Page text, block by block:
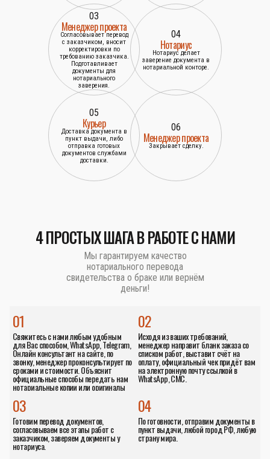
03
Менеджер проекта
Согласовывает перевод
с заказчиком, вносит
корректировки по
требованию заказчика.
Подготавливает
документы для
нотариального
заверения.
04
Нотариус
Нотариус делает
заверение документа в
нотариальной конторе.
05
Курьер
Доставка документа в
пункт выдачи, либо
отправка готовых
документов службами
доставки.
06
Менеджер проекта
Закрывает сделку.
4 ПРОСТЫХ ШАГА В РАБОТЕ С НАМИ
Мы гарантируем качество
нотариального перевода
свидетельства о браке или вернём
деньги!
01
Свяжитесь с нами любым удобным
для Вас способом, WhatsApp, Telegram,
Онлайн консультант на сайте, по
звонку, менеджер проконсультирует по
сроками и стоимости. Объяснит
официальные способы передать нам
нотариальные копии или оригиналы
02
Исходя из ваших требований,
менеджер направит бланк заказа со
списком работ, выставит счёт на
оплату, официальный чек придёт вам
на электронную почту ссылкой в
WhatsApp, СМС.
04
По готовности, отправим документы в
пункт выдачи, любой город РФ, любую
страну мира.
03
Готовим перевод документов,
согласовываем все этапы работ с
заказчиком, заверяем документы у
нотариуса.